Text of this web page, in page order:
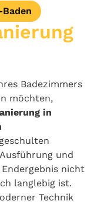
Badezimmers
möchten,
in
und
nicht
langlebig ist.
Technik